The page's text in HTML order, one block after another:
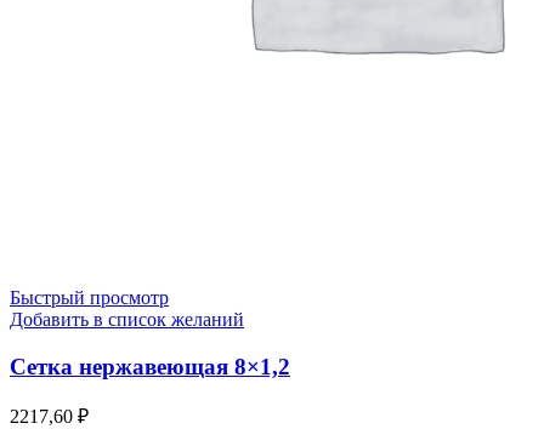
Быстрый просмотр
Добавить в список желаний
Сетка нержавеющая 8×1,2
2217,60 ₽